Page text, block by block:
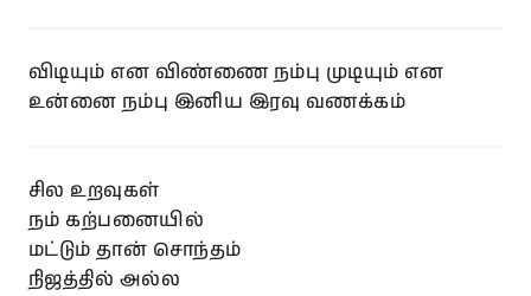
விடியும் என விண்ணை நம்பு முடியும் என
உன்னை நம்பு இனிய இரவு வணக்கம்
சில உறவுகள்
நம் கற்பனையில்
மட்டும் தான் சொந்தம்
நிஜத்தில் அல்ல